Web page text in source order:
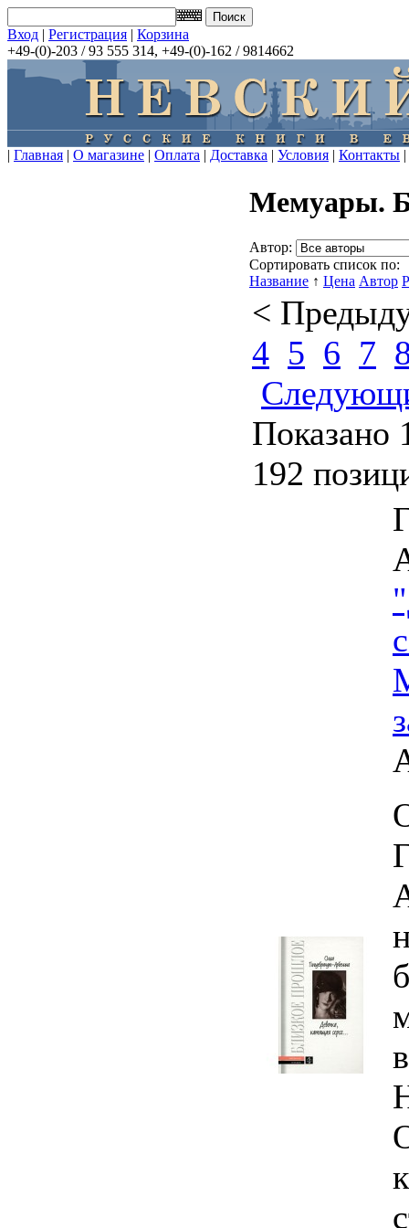
Вход | Регистрация | Корзина
+49-(0)-203 / 93 555 314, +49-(0)-162 / 9814662
| Главная | О магазине | Оплата | Доставка | Условия | Контакты |
Мемуары.
Автор:
Сортировать список по:
Название ↑ Цена Автор
<
4 5 6 7
Показано
192